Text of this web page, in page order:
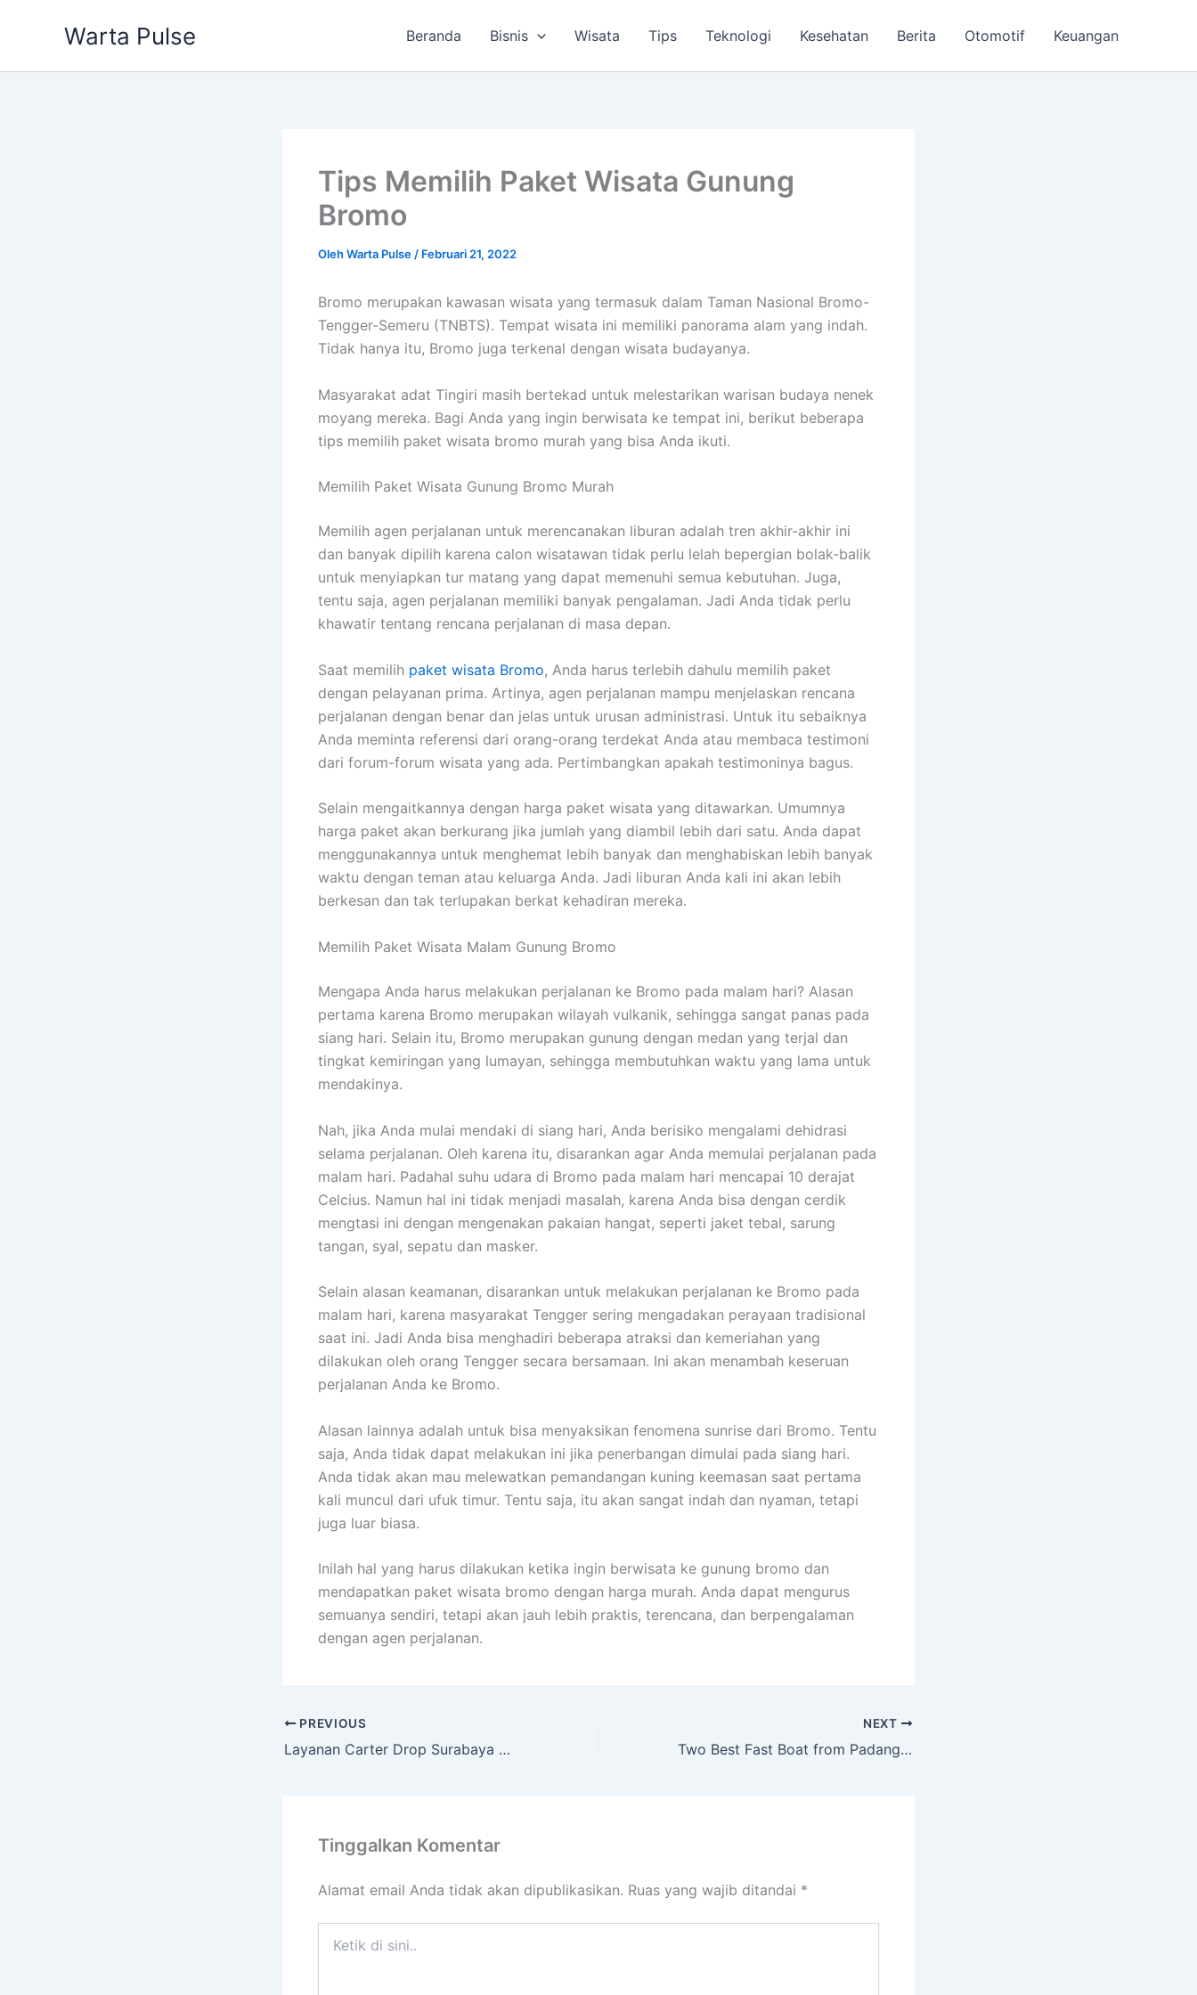
Warta Pulse Beranda Bisnis Wisata Tips Teknologi Kesehatan Berita Otomotif Keuangan
Tips Memilih Paket Wisata Gunung
Bromo
OlehWarta Pulse / Februari 21, 2022
Bromo merupakan kawasan wisata yang termasuk dalam Taman Nasional Bromo-
Tengger-Semeru (TNBTS). Tempat wisata ini memiliki panorama alam yang indah.
Tidak hanya itu, Bromo juga terkenal dengan wisata budayanya.
Masyarakat adat Tingiri masih bertekad untuk melestarikan warisan budaya nenek
moyang mereka. Bagi Anda yang ingin berwisata ke tempat ini, berikut beberapa
tips memilih paket wisata bromo murah yang bisa Anda ikuti.
Memilih Paket Wisata Gunung Bromo Murah
Memilih agen perjalanan untuk merencanakan liburan adalah tren akhir-akhir ini
dan banyak dipilih karena calon wisatawan tidak perlu lelah bepergian bolak-balik
untuk menyiapkan tur matang yang dapat memenuhi semua kebutuhan. Juga,
tentu saja, agen perjalanan memiliki banyak pengalaman. Jadi Anda tidak perlu
khawatir tentang rencana perjalanan di masa depan.
Saat memilih paket wisata Bromo, Anda harus terlebih dahulu memilih paket
dengan pelayanan prima. Artinya, agen perjalanan mampu menjelaskan rencana
perjalanan dengan benar dan jelas untuk urusan administrasi. Untuk itu sebaiknya
Anda meminta referensi dari orang-orang terdekat Anda atau membaca testimoni
dari forum-forum wisata yang ada. Pertimbangkan apakah testimoninya bagus.
Selain mengaitkannya dengan harga paket wisata yang ditawarkan. Umumnya
harga paket akan berkurang jika jumlah yang diambil lebih dari satu. Anda dapat
menggunakannya untuk menghemat lebih banyak dan menghabiskan lebih banyak
waktu dengan teman atau keluarga Anda. Jadi liburan Anda kali ini akan lebih
berkesan dan tak terlupakan berkat kehadiran mereka.
Memilih Paket Wisata Malam Gunung Bromo
Mengapa Anda harus melakukan perjalanan ke Bromo pada malam hari? Alasan
pertama karena Bromo merupakan wilayah vulkanik, sehingga sangat panas pada
siang hari. Selain itu, Bromo merupakan gunung dengan medan yang terjal dan
tingkat kemiringan yang lumayan, sehingga membutuhkan waktu yang lama untuk
mendakinya.
Nah, jika Anda mulai mendaki di siang hari, Anda berisiko mengalami dehidrasi
selama perjalanan. Oleh karena itu, disarankan agar Anda memulai perjalanan pada
malam hari. Padahal suhu udara di Bromo pada malam hari mencapai 10 derajat
Celcius. Namun hal ini tidak menjadi masalah, karena Anda bisa dengan cerdik
mengtasi ini dengan mengenakan pakaian hangat, seperti jaket tebal, sarung
tangan, syal, sepatu dan masker.
Selain alasan keamanan, disarankan untuk melakukan perjalanan ke Bromo pada
malam hari, karena masyarakat Tengger sering mengadakan perayaan tradisional
saat ini. Jadi Anda bisa menghadiri beberapa atraksi dan kemeriahan yang
dilakukan oleh orang Tengger secara bersamaan. Ini akan menambah keseruan
perjalanan Anda ke Bromo.
Alasan lainnya adalah untuk bisa menyaksikan fenomena sunrise dari Bromo. Tentu
saja, Anda tidak dapat melakukan ini jika penerbangan dimulai pada siang hari.
Anda tidak akan mau melewatkan pemandangan kuning keemasan saat pertama
kali muncul dari ufuk timur. Tentu saja, itu akan sangat indah dan nyaman, tetapi
juga luar biasa.
Inilah hal yang harus dilakukan ketika ingin berwisata ke gunung bromo dan
mendapatkan paket wisata bromo dengan harga murah. Anda dapat mengurus
semuanya sendiri, tetapi akan jauh lebih praktis, terencana, dan berpengalaman
dengan agen perjalanan.
PREVIOUS
Layanan Carter Drop Surabaya Malang Nahwa Travel
NEXT
Two Best Fast Boat from Padang Bai to Gili
Tinggalkan Komentar
Alamat email Anda tidak akan dipublikasikan. Ruas yang wajib ditandai *